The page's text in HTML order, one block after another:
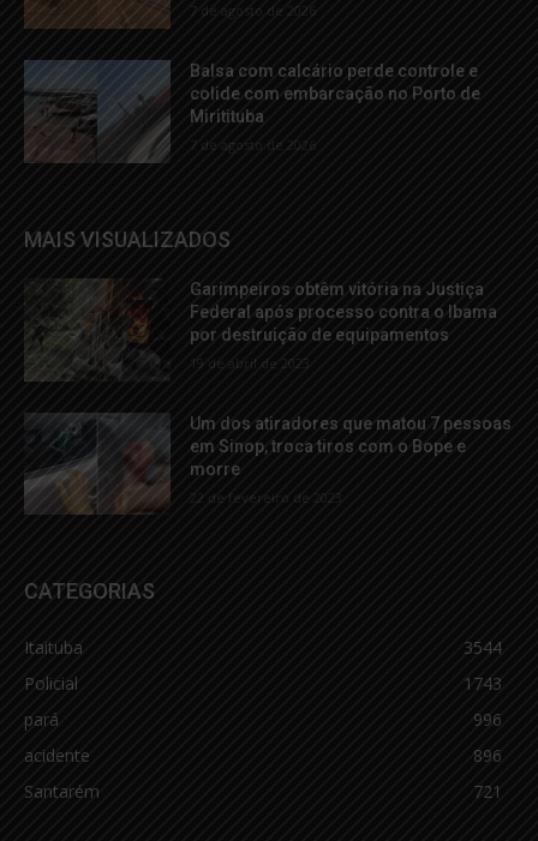
7 de agosto de 2026
Balsa com calcário perde controle e
colide com embarcação no Porto de
Miritituba
7 de agosto de 2026
MAIS VISUALIZADOS
Garimpeiros obtêm vitória na Justiça
Federal após processo contra o Ibama
por destruição de equipamentos
19 de abril de 2023
Um dos atiradores que matou 7 pessoas
em Sinop, troca tiros com o Bope e
morre
22 de fevereiro de 2023
CATEGORIAS
Itaituba
3544
Policial
1743
pará
996
acidente
896
Santarém
721